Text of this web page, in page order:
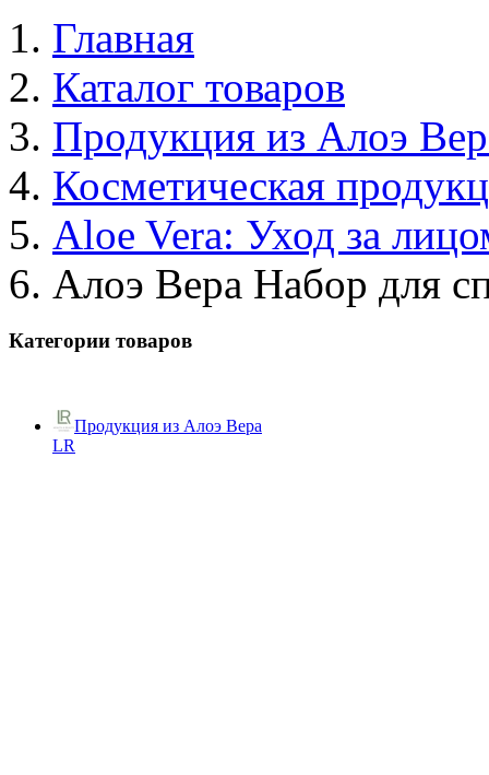
Главная
Каталог товаров
Продукция из Алоэ
Косметическая
Aloe Vera: Уход за
Алоэ Вера Набор для
Категории товаров
Продукция из Алоэ Вера
LR